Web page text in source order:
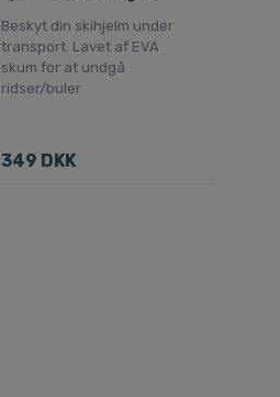
Beskyt din skihjelm under
transport. Lavet af EVA
skum for at undgå
ridser/buler
349 DKK